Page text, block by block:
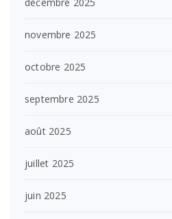
décembre 2025
novembre 2025
octobre 2025
septembre 2025
août 2025
juillet 2025
juin 2025